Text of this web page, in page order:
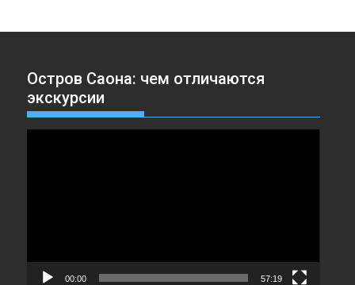
Остров Саона: чем отличаются
экскурсии
00:00 57:19